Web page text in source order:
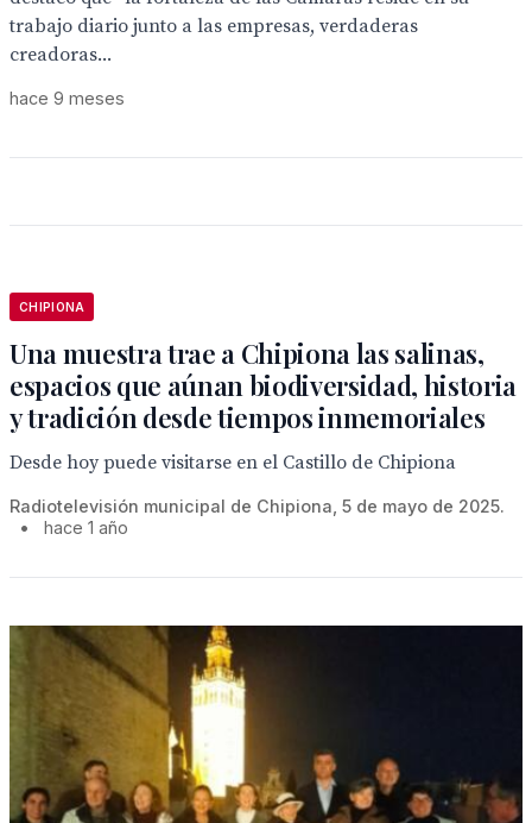
trabajo diario junto a las empresas, verdaderas
creadoras...
hace 9 meses
CHIPIONA
Una muestra trae a Chipiona las salinas,
espacios que aúnan biodiversidad, historia
y tradición desde tiempos inmemoriales
Desde hoy puede visitarse en el Castillo de Chipiona
Radiotelevisión municipal de Chipiona, 5 de mayo de 2025.
•
hace 1 año